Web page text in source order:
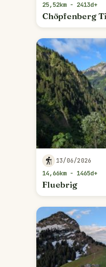
25,52km - 2413d+
Chöpfenberg
13/06/2026
14,66km - 1465d+
Fluebrig